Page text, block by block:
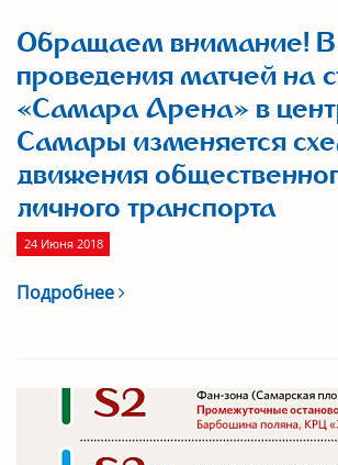
Обращаем внимание!
проведения матчей на
«Самара Арена» в
Самары изменяется
движения
личного транспорта
24 Июня 2018
Подробнее